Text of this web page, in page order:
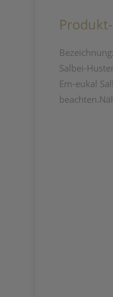
Bezeichnung:
Salbei-
Em-eukal